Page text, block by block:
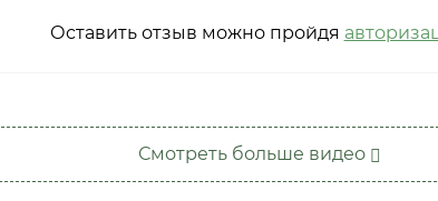
Оставить отзыв можно пройдя
Смотреть больше видео